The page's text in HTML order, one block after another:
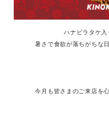
ハナビラタケ
暑さで食欲が落ちがちな
今月も皆さまのご来店を